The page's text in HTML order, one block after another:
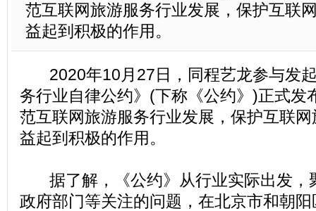
范互联网旅游服务行业发展，保护互联
益起到积极的作用。
2020年10月27日，同程艺龙参与发
务行业自律公约》(下称《公约》)正式发
范互联网旅游服务行业发展，保护互联
益起到积极的作用。
据了解，《公约》从行业实际出发，
政府部门等关注的问题，在北京市和朝